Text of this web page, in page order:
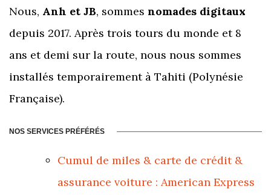
Nous, Anh et JB, sommes nomades digitaux
depuis 2017. Après trois tours du monde et 8
ans et demi sur la route, nous nous sommes
installés temporairement à Tahiti (Polynésie
Française).
NOS SERVICES PRÉFÉRÉS
Cumul de miles & carte de crédit &
assurance voiture : American Express